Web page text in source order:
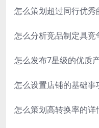
怎么策划超过同行优秀
怎么分析竞品制定具竞
怎么发布7星级的优质
怎么设置店铺的基础事
怎么策划高转换率的